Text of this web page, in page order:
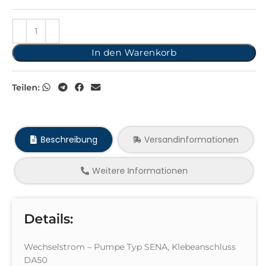
In den Warenkorb
Teilen:
Beschreibung Versandinformationen
Weitere Informationen
Details:
Wechselstrom – Pumpe Typ SENA, Klebeanschluss
DA50